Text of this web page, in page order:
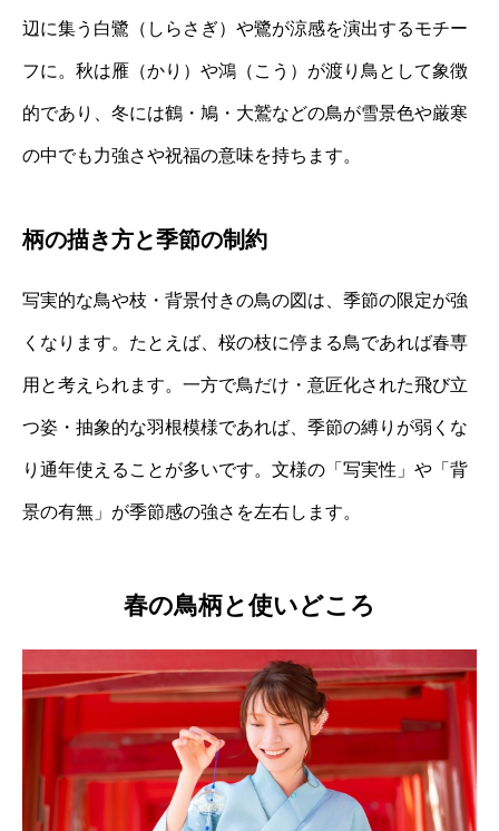
辺に集う白鷺（しらさぎ）や鷺が涼感を演出するモチー
フに。秋は雁（かり）や鴻（こう）が渡り鳥として象徴
的であり、冬には鶴・鳩・大鷲などの鳥が雪景色や厳寒
の中でも力強さや祝福の意味を持ちます。
柄の描き方と季節の制約
写実的な鳥や枝・背景付きの鳥の図は、季節の限定が強
くなります。たとえば、桜の枝に停まる鳥であれば春専
用と考えられます。一方で鳥だけ・意匠化された飛び立
つ姿・抽象的な羽根模様であれば、季節の縛りが弱くな
り通年使えることが多いです。文様の「写実性」や「背
景の有無」が季節感の強さを左右します。
春の鳥柄と使いどころ